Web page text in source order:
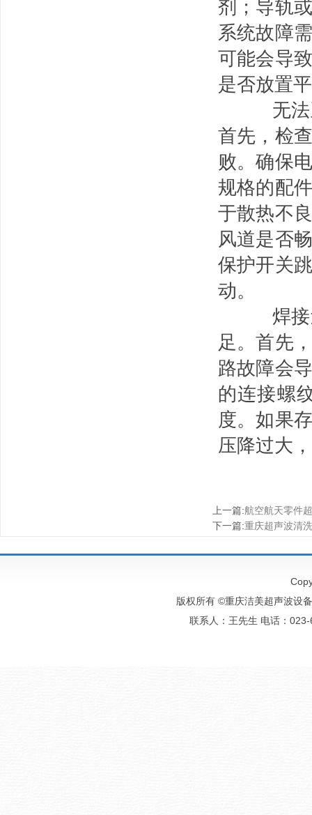
剂； 导轨
系统故障
可能会导
是否放置
无法
首先，检
败。确保
规格的配
于散热不
风道是否
保护开关
动。
焊接
足。首先
路故障会
的连接螺
度。如果
压降过大
上一篇:航空航天零件
下一篇:重庆超声波清
版权所有 ©重庆洁美超声波设
联系人：王先生 电话：